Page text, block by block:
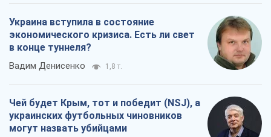
Украина вступила в состояние
экономического кризиса. Есть ли свет
в конце туннеля?
Вадим Денисенко 1,8 т.
Чей будет Крым, тот и победит (NSJ), а
украинских футбольных чиновников
могут назвать убийцами